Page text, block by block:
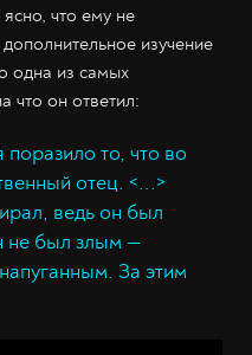
что ему не
изучение
одна из самых
что он ответил:
то, что во
отец. <...>
ведь он был
не был злым —
За этим